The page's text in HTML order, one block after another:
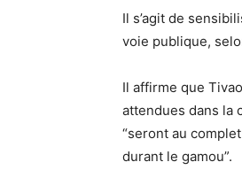
Il s’agit de
voie publique,
Il affirme que
attendues dans la
“seront au
durant le gamou”.